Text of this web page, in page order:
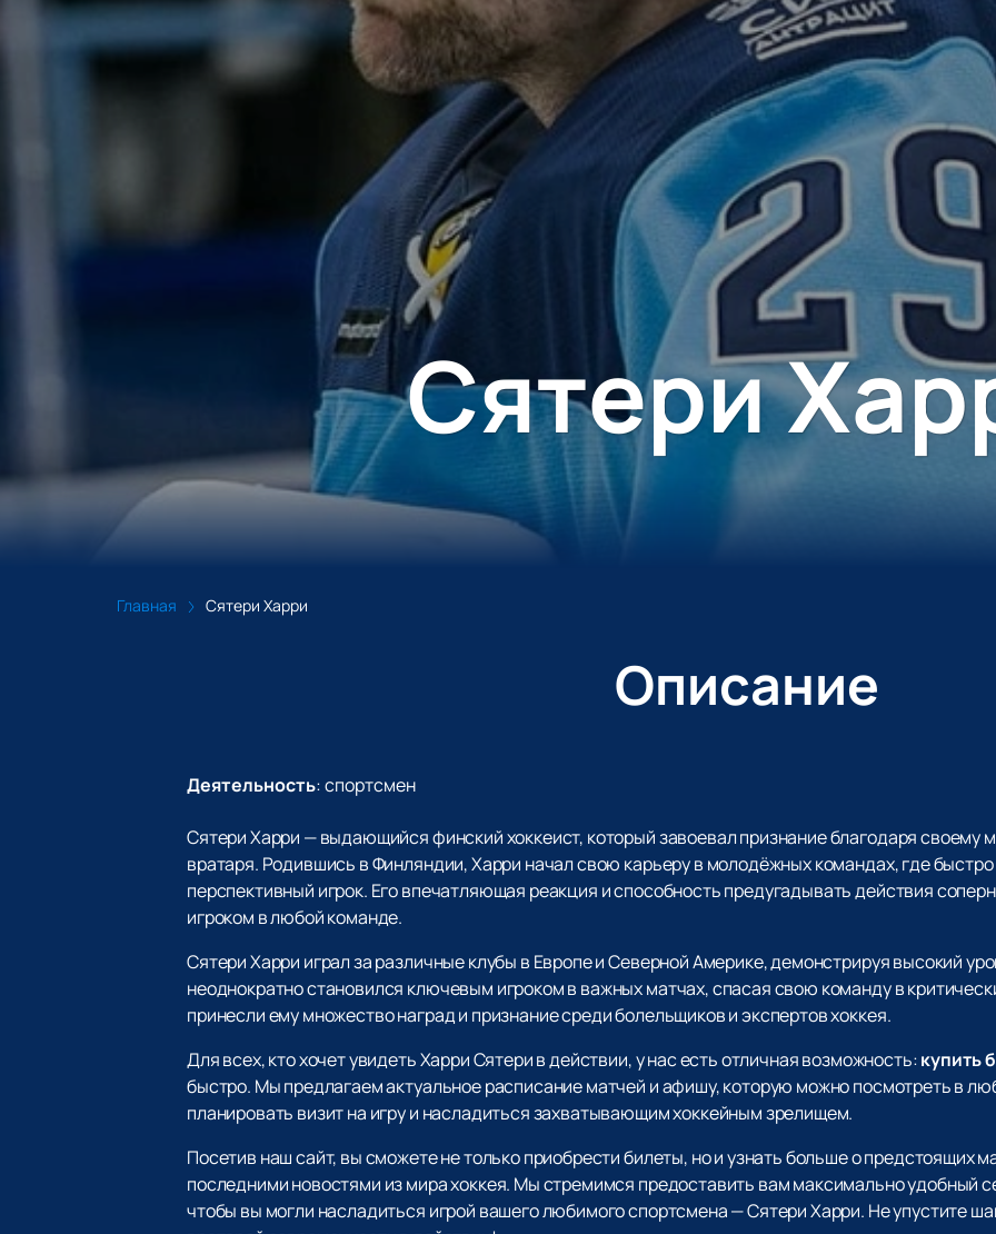
Сятери
Главная Сятери Харри
Описание
Деятельность:спортсмен
Сятери Харри — выдающийся финский хоккеист, который завоевал признание благодаря своему
вратаря. Родившись в Финляндии, Харри начал свою карьеру в молодёжных командах, где
перспективный игрок. Его впечатляющая реакция и способность предугадывать действия
игроком в любой команде.
Сятери Харри играл за различные клубы в Европе и Северной Америке, демонстрируя высокий
неоднократно становился ключевым игроком в важных матчах, спасая свою команду в
принесли ему множество наград и признание среди болельщиков и экспертов хоккея.
Для всех, кто хочет увидеть Харри Сятери в действии, у нас есть отличная возможность:купить
быстро. Мы предлагаем актуальное расписание матчей и афишу, которую можно посмотреть в
планировать визит на игру и насладиться захватывающим хоккейным зрелищем.
Посетив наш сайт, вы сможете не только приобрести билеты, но и узнать больше о предстоящих
последними новостями из мира хоккея. Мы стремимся предоставить вам максимально удобный
чтобы вы могли насладиться игрой вашего любимого спортсмена — Сятери Харри. Не упустите